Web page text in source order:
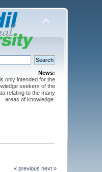
News:
only intended for the
seekers of the
relating to the many
areas of knowledge.
« previous next »